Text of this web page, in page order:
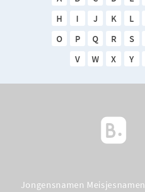
H
I J K L
O
P Q R S
V
W X Y
Jongensnamen Meisjesnamen